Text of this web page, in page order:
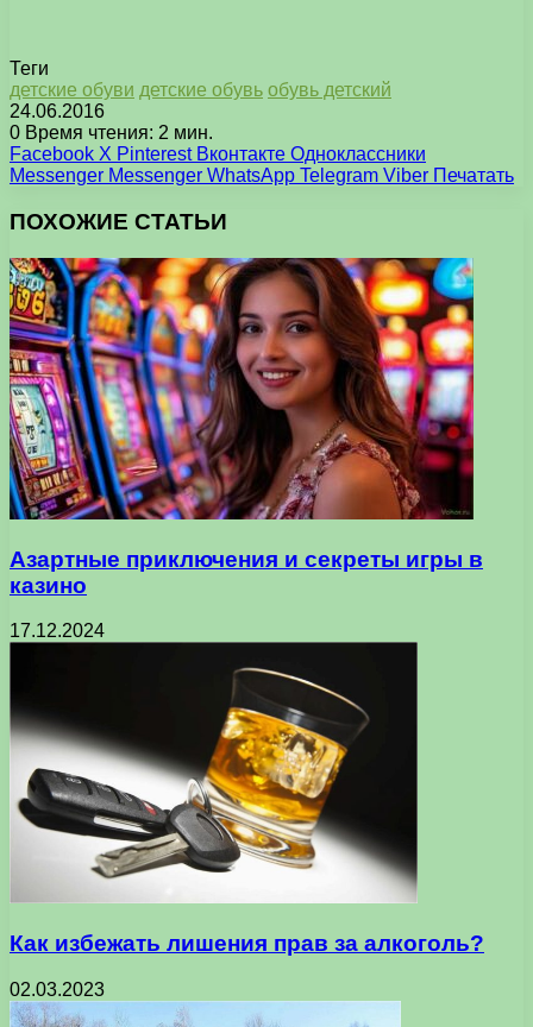
Теги
детские обуви детские обувь обувь детский
24.06.2016
0 Время чтения: 2 мин.
Facebook X Pinterest Вконтакте Одноклассники
Messenger Messenger WhatsApp Telegram Viber Печатать
ПОХОЖИЕ СТАТЬИ
Азартные приключения и секреты игры в
казино
17.12.2024
Как избежать лишения прав за алкоголь?
02.03.2023